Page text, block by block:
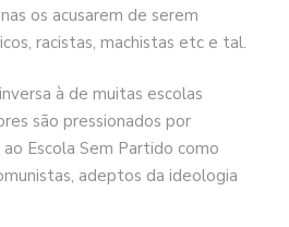
os acusarem de serem
racistas, machistas etc e tal.
à de muitas escolas
são pressionados por
Escola Sem Partido como
adeptos da ideologia